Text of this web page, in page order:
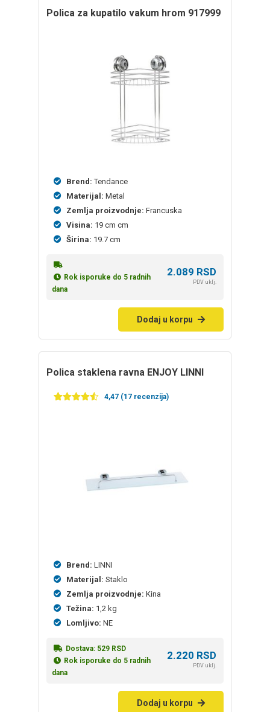
Polica za kupatilo vakum hrom 917999
Brend: Tendance
Materijal: Metal
Zemlja proizvodnje: Francuska
Visina: 19 cm cm
Širina: 19.7 cm
Rok isporuke do 5 radnih
dana
2.089 RSD
PDV uklj.
Dodaj u korpu
polica staklena ravna ENJOY LINNI
4,47 (17 recenzija)
Brend: LINNI
Materijal: Staklo
Zemlja proizvodnje: Kina
Težina: 1,2 kg
Lomljivo: NE
Dostava: 529 RSD
Rok isporuke do 5 radnih
dana
2.220 RSD
PDV uklj.
Dodaj u korpu